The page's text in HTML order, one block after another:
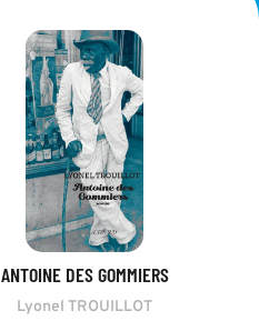
ANTOINE DES GOMMIERS
Lyonel TROUILLOT